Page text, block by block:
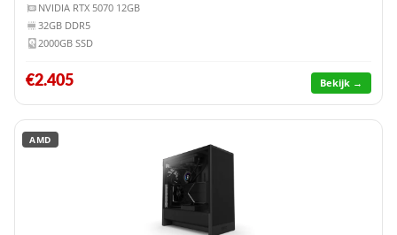
NVIDIA RTX 5070 12GB
32GB DDR5
2000GB SSD
€2.405 Bekijk →
AMD